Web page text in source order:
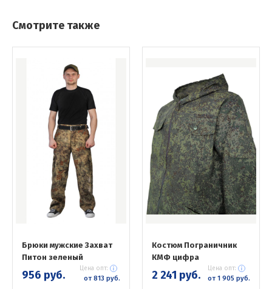
Смотрите также
Брюки мужские Захват
Питон зеленый
956 руб. Цена опт:
от 813 руб.
Костюм Пограничник
КМФ цифра
2 241 руб. Цена опт:
от 1 905 руб.